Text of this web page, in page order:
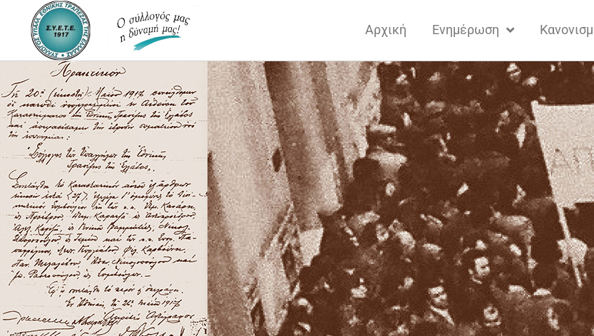
Αρχική Ενημέρωση